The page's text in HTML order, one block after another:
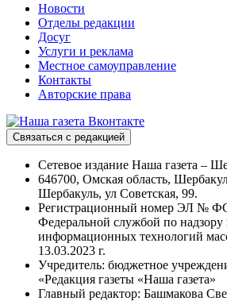
Новости
Отделы редакции
Досуг
Услуги и реклама
Местное самоуправление
Контакты
Авторские права
Связаться с редакцией
Сетевое издание Наша газета –
646700, Омская область,
Шербакуль, ул Советская, 99.
Регистрационный номер ЭЛ №
Федеральной службой по надзору
информационных технологий
13.03.2023 г.
Учредитель: бюджетное
«Редакция газеты «Наша газета»
Главный редактор: Башмакова